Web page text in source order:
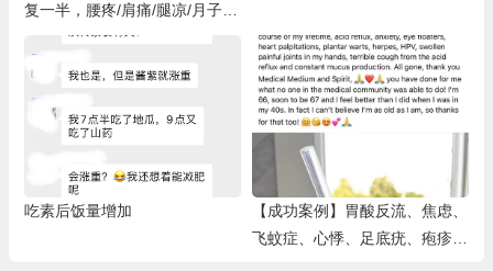
复一半，腰疼/肩痛/腿凉/月子风
湿手/颈椎病/脑雾/脚爆皮/指甲
舌头水泡 旧疤痕再次出现后消
风湿手 不安腿 低烧 耳鸣.）
吃素后饭量增加
【成功案例】胃酸反流、焦虑、
飞蚊症、心悸、足底疣、疱疹、